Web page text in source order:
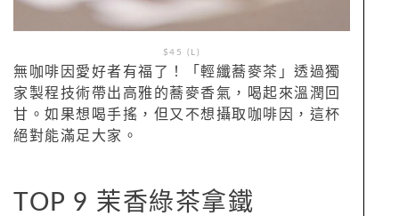
$45 (L)
無咖啡因愛好者有福了！「輕纖蕎麥茶」透過獨
家製程技術帶出高雅的蕎麥香氣，喝起來溫潤回
甘。如果想喝手搖，但又不想攝取咖啡因，這杯
絕對能滿足大家。
TOP 9 茉香綠茶拿鐵